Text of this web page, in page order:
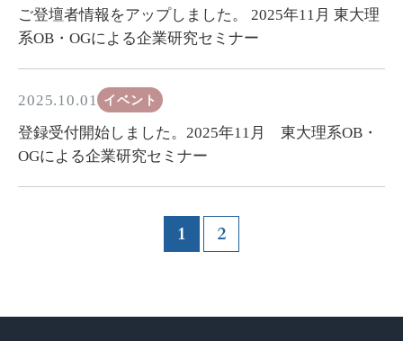
ご登壇者情報をアップしました。 2025年11月 東大理
系OB・OGによる企業研究セミナー
2025.10.01 イベント
登録受付開始しました。2025年11月 東大理系OB・
OGによる企業研究セミナー
1 2